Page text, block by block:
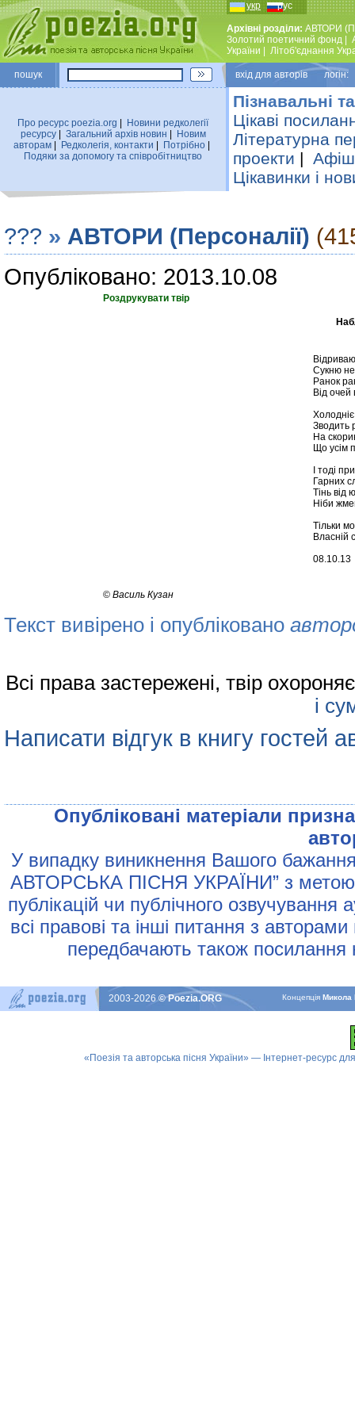
укр рус
Архівні розділи: АВТОРИ
Золотий поетичний фонд
України
Лiтоб'єднання
пошук вхiд для авторiв логін:
Про ресурс poezia.org
Новини редколегiї
ресурсу| Загальний архiв новин
Новим
авторам
Редколегiя, контакти Потрiбно
Подяки за допомогу та співробітництво
Пізнавальні
Цікаві
Літературна
проекти |
Цікавинки і
??? » АВТОРИ (Персоналії)
Опубліковано: 2013.10.08
Роздрукувати твір
Сукню
Ранок
Від очей
Холодніє
Зводить
На
Що усім
І тоді
Гарних
Тінь від
Ніби
Тільки
Власній
08.10.13
© Василь Кузан
Текст вивірено і опубліковано
Всі права застережені, твір
і
Написати відгук в книгу гостей
Опублiкованi матерiали
У випадку виникнення Вашого
АВТОРСЬКА ПIСНЯ УКРАЇНИ” з метою
публiкацiй чи публiчного
всi правовi та iншi питання з
передбачають також
КонцепцiяМикола
2003-2026© Poezia.ORG
«Поезія та авторська пісня України» — Інтернет-ресурс